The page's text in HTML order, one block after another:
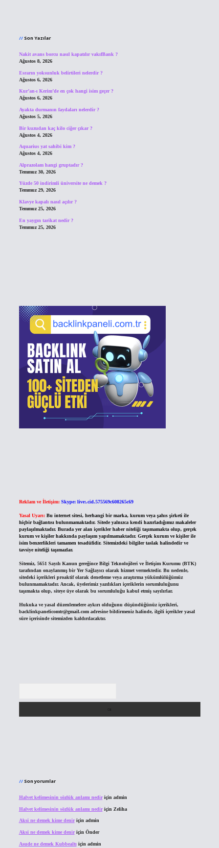
Son Yazılar
Nakit avans borcu nasıl kapatılır vakıfBank ?
Ağustos 8, 2026
Esrarın yoksunluk belirtileri nelerdir ?
Ağustos 6, 2026
Kur’an-ı Kerim’de en çok hangi isim geçer ?
Ağustos 6, 2026
Ayakta durmanın faydaları nelerdir ?
Ağustos 5, 2026
Bir kuzudan kaç kilo ciğer çıkar ?
Ağustos 4, 2026
Aquarius yat sahibi kim ?
Ağustos 4, 2026
Alprazolam hangi gruptadır ?
Temmuz 30, 2026
Yüzde 50 indirimli üniversite ne demek ?
Temmuz 29, 2026
Klavye kapalı nasıl açılır ?
Temmuz 25, 2026
En yaygın tarikat nedir ?
Temmuz 25, 2026
Reklam ve İletişim: Skype: live:.cid.575569c608265c69
Yasal Uyarı: Bu internet sitesi, herhangi bir marka, kurum veya şahıs şirketi ile
hiçbir bağlantısı bulunmamaktadır. Sitede yalnızca kendi hazırladığımız makaleler
paylaşılmaktadır. Burada yer alan içerikler haber niteliği taşımamakta olup, gerçek
kurum ve kişiler hakkında paylaşım yapılmamaktadır. Gerçek kurum ve kişiler ile
isim benzerlikleri tamamen tesadüfidir. Sitemizdeki bilgiler taslak halindedir ve
tavsiye niteliği taşımazlar.
Sitemiz, 5651 Sayılı Kanun gereğince Bilgi Teknolojileri ve İletişim Kurumu (BTK)
tarafından onaylanmış bir Yer Sağlayıcı olarak hizmet vermektedir. Bu nedenle,
sitedeki içerikleri proaktif olarak denetleme veya araştırma yükümlülüğümüz
bulunmamaktadır. Ancak, üyelerimiz yazdıkları içeriklerin sorumluluğunu
taşımakta olup, siteye üye olarak bu sorumluluğu kabul etmiş sayılırlar.
Hukuka ve yasal düzenlemelere aykırı olduğunu düşündüğünüz içerikleri,
backlinkpanelicomtr@gmail.comadresine bildirmeniz halinde, ilgili içerikler yasal
süre içerisinde sitemizden kaldırılacaktır.
Son yorumlar
Halvet kelimesinin sözlük anlamı nediriçin admin
Halvet kelimesinin sözlük anlamı nediriçin Zeliha
Aksi ne demek kime deniriçin admin
Aksi ne demek kime deniriçin Önder
Asude ne demek Kubbealtı için admin